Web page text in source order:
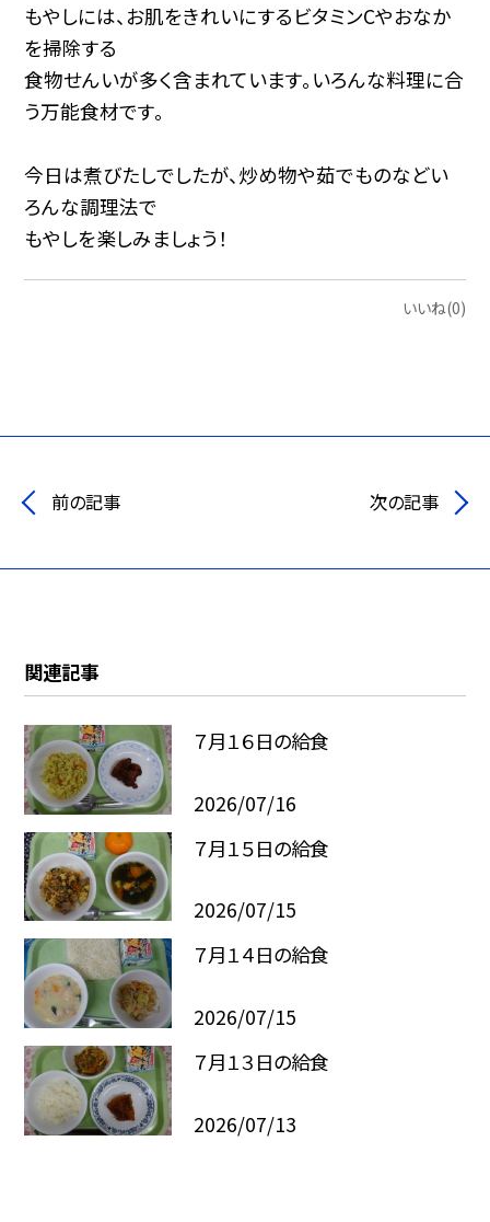
もやしには、お肌をきれいにするビタミンCやおなか
を掃除する
食物せんいが多く含まれています。いろんな料理に合
う万能食材です。
今日は煮びたしでしたが、炒め物や茹でものなどい
ろんな調理法で
もやしを楽しみましょう！
いいね(0)
前の記事 次の記事
関連記事
７月１６日の給食
2026/07/16
７月１５日の給食
2026/07/15
７月１４日の給食
2026/07/15
７月１３日の給食
2026/07/13